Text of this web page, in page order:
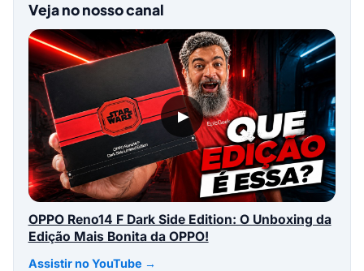
Veja no nosso canal
▶
OPPO Reno14 F Dark Side Edition: O Unboxing da
Edição Mais Bonita da OPPO!
Assistir no YouTube →